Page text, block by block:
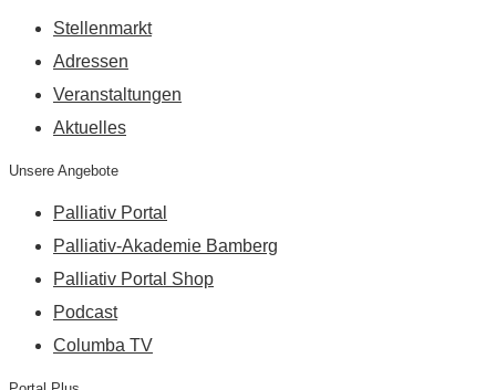
Stellenmarkt
Adressen
Veranstaltungen
Aktuelles
Unsere Angebote
Palliativ Portal
Palliativ-Akademie Bamberg
Palliativ Portal Shop
Podcast
Columba TV